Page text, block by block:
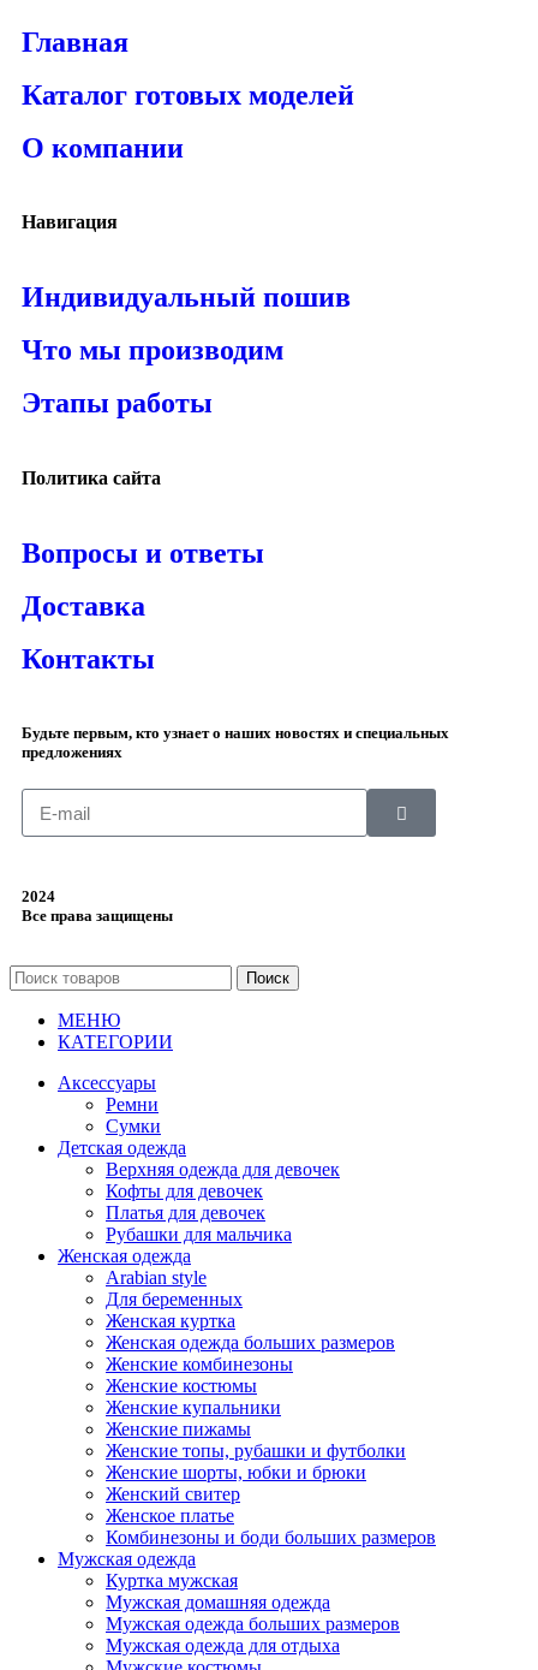
Главная
Каталог готовых моделей
О компании
Навигация
Индивидуальный пошив
Что мы производим
Этапы работы
Политика сайта
Вопросы и ответы
Доставка
Контакты
Будьте первым, кто узнает о наших новостях и специальных
предложениях
2024
Все права защищены
Поиск
МЕНЮ
КАТЕГОРИИ
Аксессуары
Ремни
Сумки
Детская одежда
Верхняя одежда для девочек
Кофты для девочек
Платья для девочек
Рубашки для мальчика
Женская одежда
Arabian style
Для беременных
Женская куртка
Женская одежда больших размеров
Женские комбинезоны
Женские костюмы
Женские купальники
Женские пижамы
Женские топы, рубашки и футболки
Женские шорты, юбки и брюки
Женский свитер
Женское платье
Комбинезоны и боди больших размеров
Мужская одежда
Куртка мужская
Мужская домашняя одежда
Мужская одежда больших размеров
Мужская одежда для отдыха